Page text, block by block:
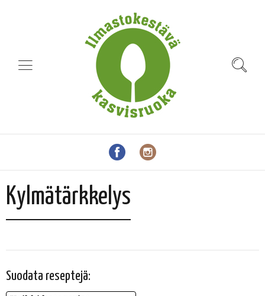
Kylmätärkkelys
Suodata reseptejä: